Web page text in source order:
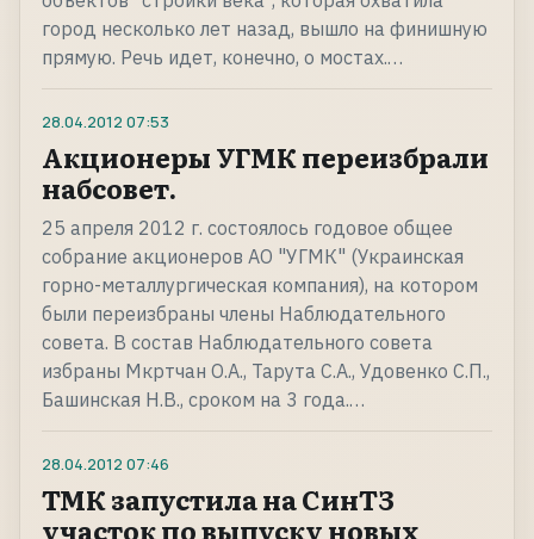
город несколько лет назад, вышло на финишную
прямую. Речь идет, конечно, о мостах.…
28.04.2012 07:53
Акционеры УГМК переизбрали
набсовет.
25 апреля 2012 г. состоялось годовое общее
собрание акционеров АО "УГМК" (Украинская
горно-металлургическая компания), на котором
были переизбраны члены Наблюдательного
совета. В состав Наблюдательного совета
избраны Мкртчан О.А., Тарута С.А., Удовенко С.П.,
Башинская Н.В., сроком на 3 года.…
28.04.2012 07:46
ТМК запустила на СинТЗ
участок по выпуску новых